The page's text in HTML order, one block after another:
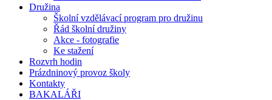
Družina
Školní vzdělávací program pro družinu
Řád školní družiny
Akce - fotografie
Ke stažení
Rozvrh hodin
Prázdninový provoz školy
Kontakty
BAKALÁŘI